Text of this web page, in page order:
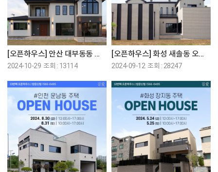
[오픈하우스] 안산 대부동동 오픈하우스에 초대합니다!
2024-10-29 조회 : 13114
[오픈하우스] 화성 새솔동 오픈하우스에 초대합니다!
2024-09-12 조회 : 28247